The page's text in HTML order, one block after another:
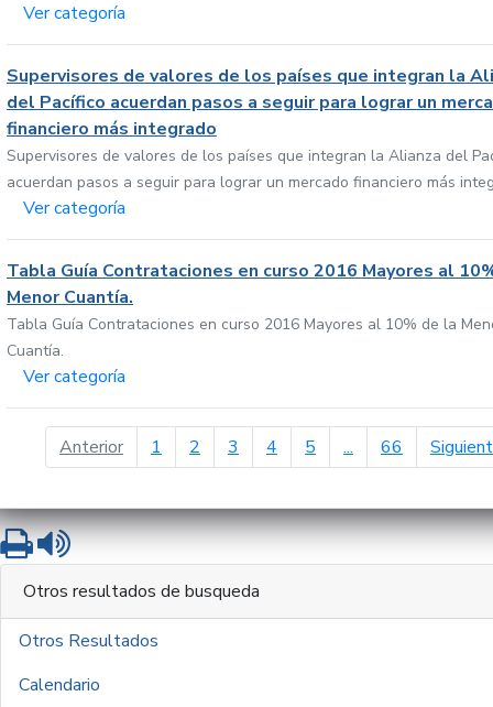
Ver categoría
Supervisores de valores de los países que integran la
del Pacífico acuerdan pasos a seguir para lograr un
financiero más integrado
Supervisores de valores de los países que integran la Alianza del
acuerdan pasos a seguir para lograr un mercado financiero más
Ver categoría
Tabla Guía Contrataciones en curso 2016 Mayores al
Menor Cuantía.
Tabla Guía Contrataciones en curso 2016 Mayores al 10% de la
Cuantía.
Ver categoría
Anteriorpágina anterior
1 2 3 4 5 ... 66
ImprimirLeer contenido
Otros resultados de busqueda
Otros Resultados
Calendario